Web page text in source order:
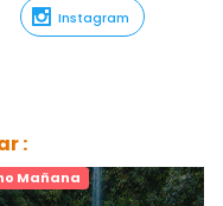
Instagram
:
Mañana